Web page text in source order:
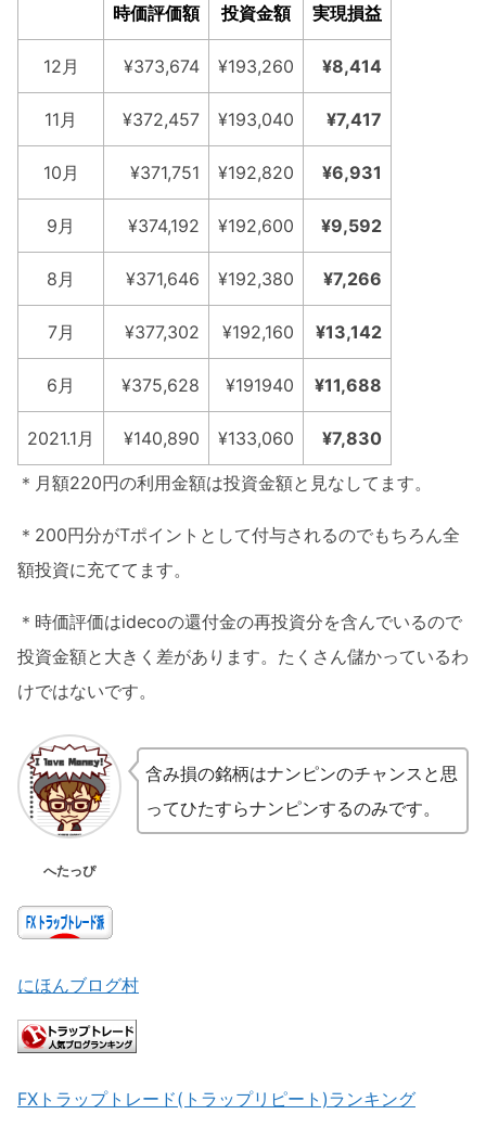
時価評価額 投資金額 実現損益
12月 ¥373,674 ¥193,260 ¥8,414
11月 ¥372,457 ¥193,040 ¥7,417
10月 ¥371,751 ¥192,820 ¥6,931
9月 ¥374,192 ¥192,600 ¥9,592
8月 ¥371,646 ¥192,380 ¥7,266
7月 ¥377,302 ¥192,160 ¥13,142
6月 ¥375,628 ¥191940 ¥11,688
2021.1月 ¥140,890 ¥133,060 ¥7,830
＊月額220円の利用金額は投資金額と見なしてます。
＊200円分がTポイントとして付与されるのでもちろん全
額投資に充ててます。
＊時価評価はidecoの還付金の再投資分を含んでいるので
投資金額と大きく差があります。たくさん儲かっているわ
けではないです。
へたっぴ
含み損の銘柄はナンピンのチャンスと思
ってひたすらナンピンするのみです。
にほんブログ村
FXトラップトレード(トラップリピート)ランキング